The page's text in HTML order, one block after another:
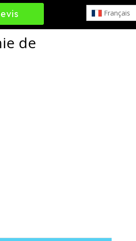
Français
de